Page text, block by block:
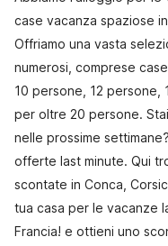
case vacanza spaziose
Offriamo una vasta
numerosi, comprese
10 persone, 12 persone,
per oltre 20 persone.
nelle prossime
offerte last minute. Qui
scontate in Conca,
tua casa per le vacanze
Francia! e ottieni uno